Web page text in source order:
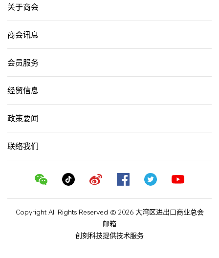
关于商会
商会讯息
会员服务
经贸信息
政策要闻
联络我们
Copyright All Rights Reserved © 2026 大湾区进出口商业总会
邮箱
创刻科技提供技术服务